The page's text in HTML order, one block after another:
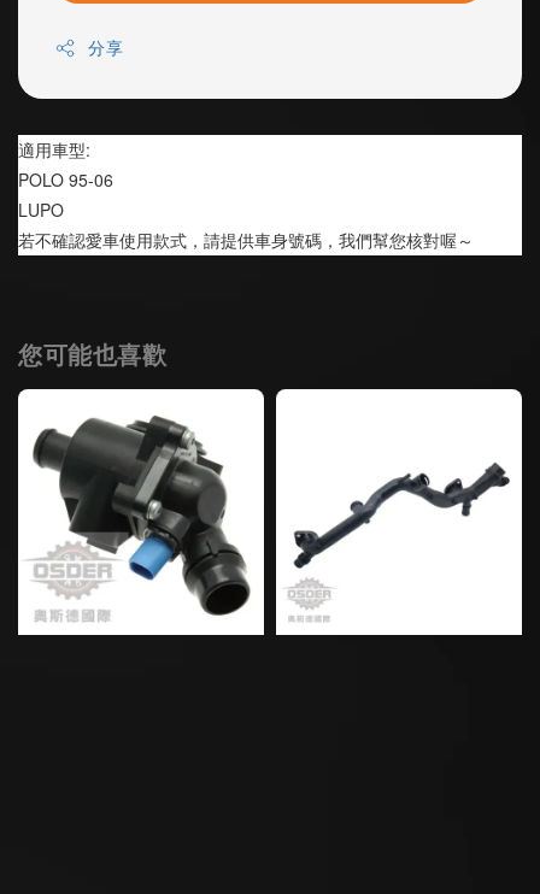
分享
適用車型:
POLO 95-06
LUPO
若不確認愛車使用款式，請提供車身號碼，我們幫您核對喔～
您可能也喜歡